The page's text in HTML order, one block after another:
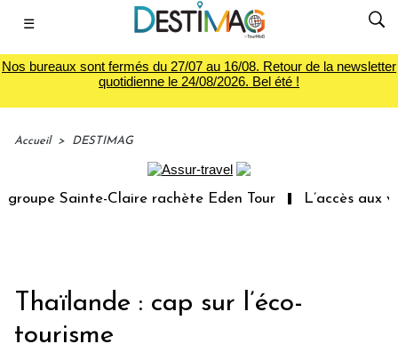
☰
Nos bureaux sont fermés du 27/07 au 16/08. Retour de la newsletter
quotidienne le 24/08/2026. Bel été !
Accueil > DESTIMAG
Sainte-Claire rachète Eden Tour L’accès aux
Thaïlande : cap sur l’éco-
tourisme